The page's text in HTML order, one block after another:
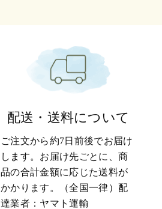
配送・送料について
ご注文から約7日前後でお届け
します。お届け先ごとに、商
品の合計金額に応じた送料が
かかります。（全国一律）配
達業者：ヤマト運輸